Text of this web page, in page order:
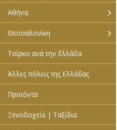
Αθήνα
Θεσσαλονίκη
Τσίρκο ανά την Ελλάδα
Άλλες πόλεις της Ελλάδας
Προϊόντα
Ξενοδοχεία | Ταξίδια